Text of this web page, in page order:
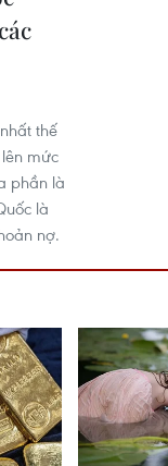
thế
mức
phần là
là
nợ.